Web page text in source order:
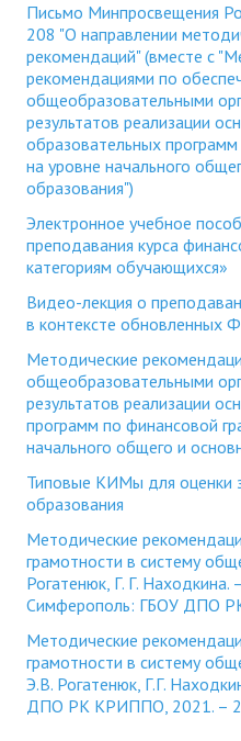
Письмо Минпросвещения
208 "О направлении
рекомендаций" (вместе с
рекомендациями по
общеобразовательными
результатов реализации
образовательных
на уровне начального
образования")
Электронное учебное
преподавания курса
категориям обучающихся»
Видео-лекция о
в контексте обновленных
Методические
общеобразовательными
результатов реализации
программ по финансовой
начального общего и
Типовые КИМы для оценки
образования
Методические
грамотности в систему
Рогатенюк, Г. Г.
Симферополь: ГБОУ ДПО
Методические
грамотности в систему
Э.В. Рогатенюк, Г.Г.
ДПО РК КРИППО, 2021. –